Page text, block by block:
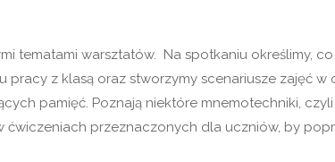
tematami warsztatów. Na spotkaniu określimy,
z klasą oraz stworzymy scenariusze zajęć
pamięć. Poznają niektóre mnemotechniki,
przeznaczonych dla uczniów, by